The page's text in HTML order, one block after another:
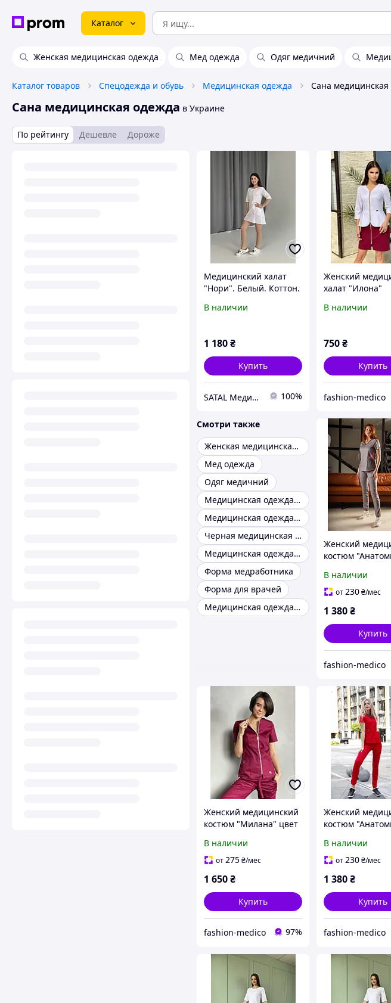
Каталог
Женская медицинская одежда Мед одежда Одяг медичний
Каталог товаров Спецодежда и обувь Медицинская одежда Сана медицинская
Сана медицинская одежда в Украине
По рейтингу Дешевле Дороже
Медицинский халат
"Нори". Белый. Коттон.
В наличии
1 180₴
Купить
SATAL Медицинская одежда 100%
Женский
халат "Илона"
В наличии
750₴
Купить
fashion-medico
Смотри также
Женская медицинская одежда
Мед одежда
Одяг медичний
Медицинская одежда для массажистов
Медицинская одежда от производителя
Черная медицинская одежда
Медицинская одежда костюмы
Форма медработника
Форма для врачей
Медицинская одежда медсестра
Женский
костюм
В наличии
от230₴/мес
1 380₴
Купить
fashion-medico
Женский медицинский
костюм "Милана" цвет
В наличии
от 275₴/мес
1 650₴
Купить
fashion-medico 97%
Женский
костюм
В наличии
от230₴/мес
1 380₴
Купить
fashion-medico